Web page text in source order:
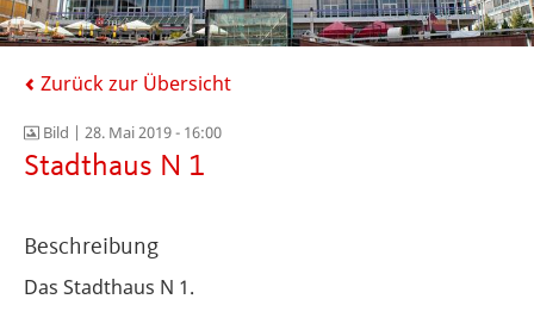
Zurück zur Übersicht
Bild | 28. Mai 2019 - 16:00
Stadthaus N 1
Beschreibung
Das Stadthaus N 1.